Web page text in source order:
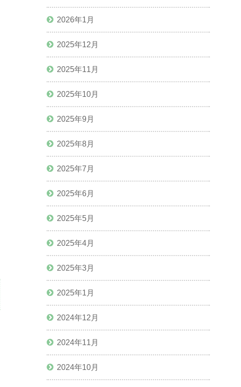
2026年1月
2025年12月
2025年11月
2025年10月
2025年9月
2025年8月
2025年7月
2025年6月
2025年5月
2025年4月
2025年3月
2025年1月
2024年12月
2024年11月
2024年10月